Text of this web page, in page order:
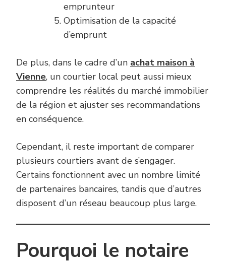
emprunteur
Optimisation de la capacité
d’emprunt
De plus, dans le cadre d’un achat maison à
Vienne, un courtier local peut aussi mieux
comprendre les réalités du marché immobilier
de la région et ajuster ses recommandations
en conséquence.
Cependant, il reste important de comparer
plusieurs courtiers avant de s’engager.
Certains fonctionnent avec un nombre limité
de partenaires bancaires, tandis que d’autres
disposent d’un réseau beaucoup plus large.
Pourquoi le notaire